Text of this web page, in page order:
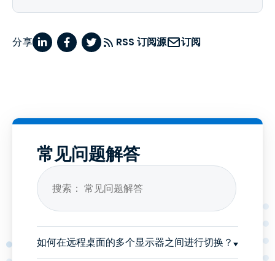
分享 RSS 订阅源 订阅
常见问题解答
如何在远程桌面的多个显示器之间进行切换？